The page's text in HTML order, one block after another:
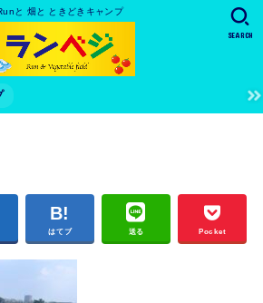
と 畑と ときどきキャンプ
SEARCH
はてブ 送る Pocket